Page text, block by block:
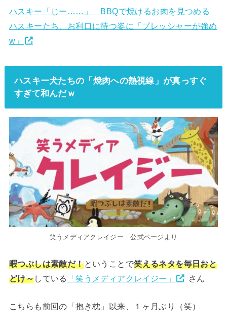
ハスキー「じー……」 BBQで焼けるお肉を見つめる
ハスキーたち、お利口に待つ姿に「プレッシャーが強め
w」
ハスキー犬たちの「焼肉への熱視線」が真っすぐ
すぎて和んだｗ
笑うメディアクレイジー 公式ページより
暇つぶしは素敵だ！ということで笑えるネタを毎日おと
どけ～している 「笑うメディアクレイジー」 さん
こちらも前回の「抱き枕」以来、１ヶ月ぶり（笑）